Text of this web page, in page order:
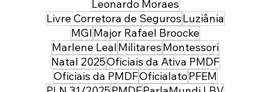
Leonardo Moraes
Livre Corretora de SegurosLuziânia
MGIMajor Rafael Broocke
Marlene LealMilitaresMontessori
Natal 2025Oficiais da Ativa PMDF
Oficiais da PMDFOficialatoPFEM